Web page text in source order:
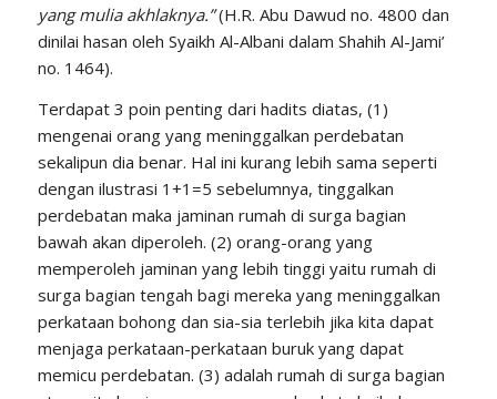
yang mulia akhlaknya.”(H.R. Abu Dawud no. 4800 dan
dinilai hasan oleh Syaikh Al-Albani dalam Shahih Al-Jami’
no. 1464).
Terdapat 3 poin penting dari hadits diatas, (1)
mengenai orang yang meninggalkan perdebatan
sekalipun dia benar. Hal ini kurang lebih sama seperti
dengan ilustrasi 1+1=5 sebelumnya, tinggalkan
perdebatan maka jaminan rumah di surga bagian
bawah akan diperoleh. (2) orang-orang yang
memperoleh jaminan yang lebih tinggi yaitu rumah di
surga bagian tengah bagi mereka yang meninggalkan
perkataan bohong dan sia-sia terlebih jika kita dapat
menjaga perkataan-perkataan buruk yang dapat
memicu perdebatan. (3) adalah rumah di surga bagian